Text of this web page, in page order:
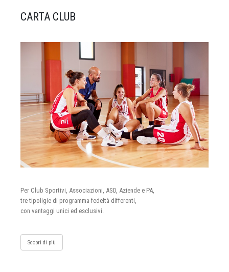
CARTA CLUB
Per Club Sportivi, Associazioni, ASD, Aziende e PA,
tre tipoligie di programma fedeltà differenti,
con vantaggi unici ed esclusivi.
Scopri di più